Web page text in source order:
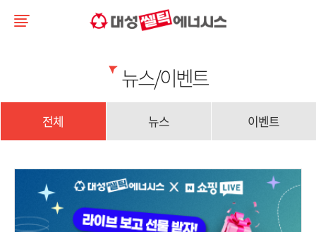
뉴스/이벤트
전체 뉴스 이벤트